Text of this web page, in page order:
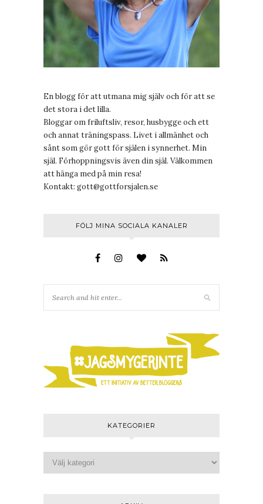
En blogg för att utmana mig själv och för att se
det stora i det lilla.
Bloggar om friluftsliv, resor, husbygge och ett
och annat träningspass. Livet i allmänhet och
sånt som gör gott för själen i synnerhet. Min
själ. Förhoppningsvis även din själ. Välkommen
att hänga med på min resa!
Kontakt: gott@gottforsjalen.se
FÖLJ MINA SOCIALA KANALER
KATEGORIER